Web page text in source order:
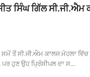
ਸਿੰਘ ਗਿੱਲ ਸੀ.ਜੀ.ਐਮ
ਤੋਂ ਸੀ.ਜੀ.ਐਮ ਕਾਲਜ ਮੋਹਲਾ ਵਿੱਚ
ਹੁਣ ਉਹ ਪ੍ਰਿੰਸੀਪਲ ਦਾ ਸ...